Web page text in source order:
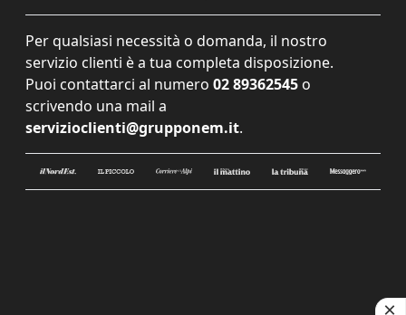
Per qualsiasi necessità o domanda, il nostro
servizio clienti è a tua completa disposizione.
Puoi contattarci al numero 02 89362545 o
scrivendo una mail a
servizioclienti@grupponem.it.